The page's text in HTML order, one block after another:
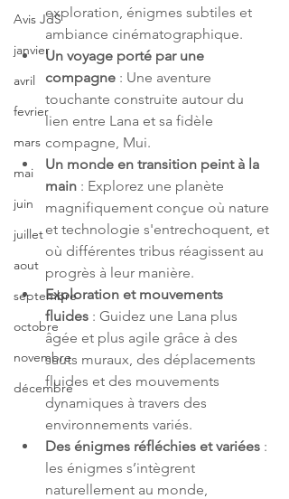
Avis JdS
janvier
avril
fevrier
mars
mai
juin
juillet
aout
septembre
octobre
novembre
décembre
exploration, énigmes subtiles et
ambiance cinématographique.
Un voyage porté par une
compagne : Une aventure
touchante construite autour du
lien entre Lana et sa fidèle
compagne, Mui.
Un monde en transition peint à la
main : Explorez une planète
magnifiquement conçue où nature
et technologie s'entrechoquent, et
où différentes tribus réagissent au
progrès à leur manière.
Exploration et mouvements
fluides : Guidez une Lana plus
âgée et plus agile grâce à des
sauts muraux, des déplacements
fluides et des mouvements
dynamiques à travers des
environnements variés.
Des énigmes réfléchies et variées :
les énigmes s’intègrent
naturellement au monde,